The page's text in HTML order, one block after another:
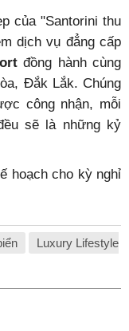
của "Santorini thu
dịch vụ đẳng cấp
đồng hành cùng
Đắk Lắk. Chúng
công nhận, mỗi
sẽ là những kỷ
hoạch cho kỳ nghỉ
Luxury Lifestyle